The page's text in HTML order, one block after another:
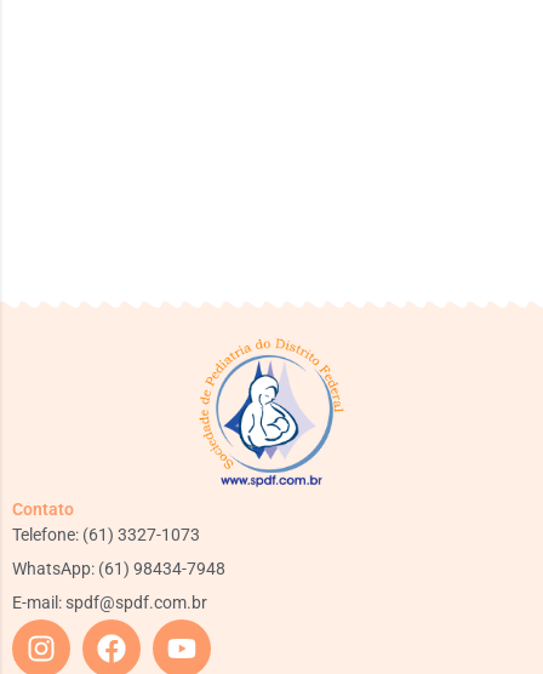
Contato
Telefone: (61) 3327-1073
WhatsApp: (61) 98434-7948
E-mail: spdf@spdf.com.br